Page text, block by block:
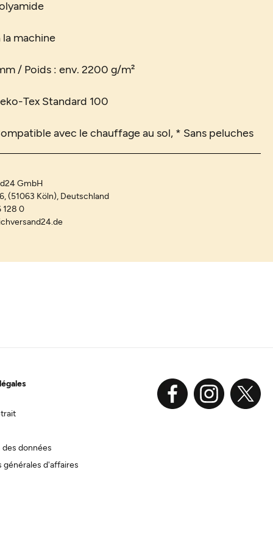
la machine
mm / Poids : env. 2200 g/m²
Tex Standard 100
avec le chauffage au sol, * Sans peluches
GmbH
(51063 Köln), Deutschland
128 0
données
générales d'affaires